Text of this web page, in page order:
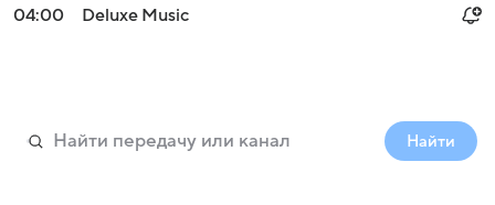
04:00
Deluxe Music
Найти